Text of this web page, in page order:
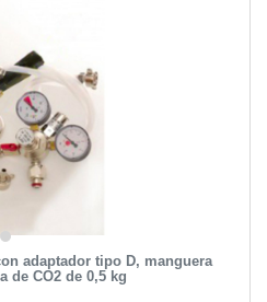
adaptador tipo D, manguera
de CO2 de 0,5 kg